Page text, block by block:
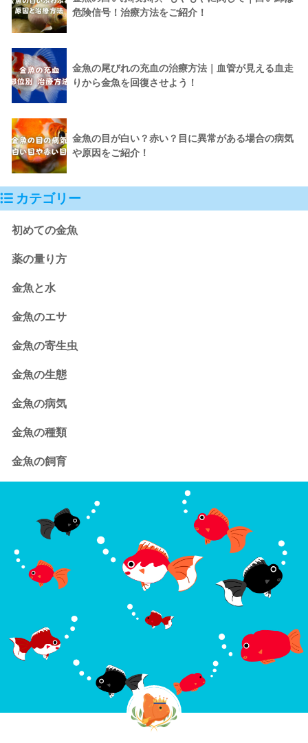
危険信号！治療方法をご紹介！
金魚の尾びれの充血の治療方法｜血管が見える血走
りから金魚を回復させよう！
金魚の目が白い？赤い？目に異常がある場合の病気
や原因をご紹介！
カテゴリー
初めての金魚
薬の量り方
金魚と水
金魚のエサ
金魚の寄生虫
金魚の生態
金魚の病気
金魚の種類
金魚の飼育